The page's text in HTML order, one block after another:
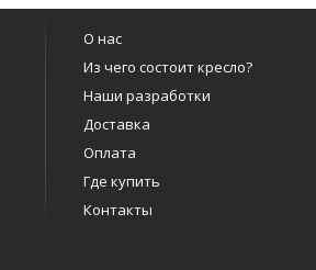
О нас
Из чего состоит кресло?
Наши разработки
Доставка
Оплата
Где купить
Контакты